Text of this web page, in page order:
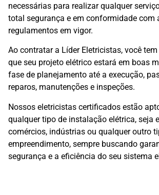
necessárias para realizar qualquer
total segurança e em conformidade com
regulamentos em vigor.
Ao contratar a Líder Eletricistas, você
que seu projeto elétrico estará em boas
fase de planejamento até a execução,
reparos, manutenções e inspeções.
Nossos eletricistas certificados estão
qualquer tipo de instalação elétrica, seja
comércios, indústrias ou qualquer outro
empreendimento, sempre buscando
segurança e a eficiência do seu sistema